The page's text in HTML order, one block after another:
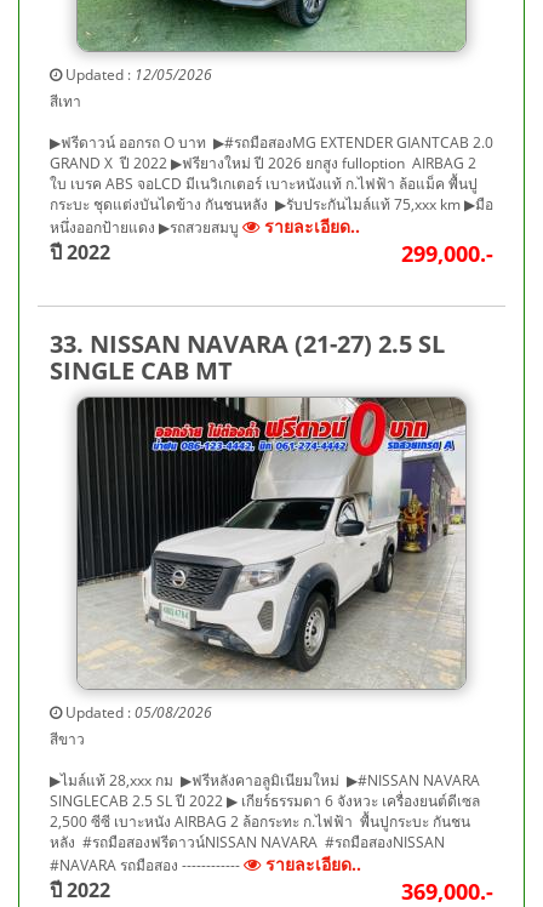
Updated : 12/05/2026
สีเทา
▶ฟรีดาวน์ ออกรถ O บาท ▶#รถมือสองMG EXTENDER GIANTCAB 2.0
GRAND X ปี 2022 ▶ฟรียางใหม่ ปี 2026 ยกสูง fulloption AIRBAG 2
ใบ เบรค ABS จอLCD มีเนวิเกเตอร์ เบาะหนังแท้ ก.ไฟฟ้า ล้อแม็ค พื้นปู
กระบะ ชุดแต่งบันไดข้าง กันชนหลัง ▶รับประกันไมล์แท้ 75,xxx km ▶มือ
หนึ่งออกป้ายแดง ▶รถสวยสมบู
รายละเอียด..
ปี 2022 299,000.-
33. NISSAN NAVARA (21-27) 2.5 SL
SINGLE CAB MT
Updated :05/08/2026
สีขาว
▶ไมล์แท้ 28,xxx กม ▶ฟรีหลังคาอลูมิเนียมใหม่ ▶#NISSAN NAVARA
SINGLECAB 2.5 SL ปี 2022 ▶ เกียร์ธรรมดา 6 จังหวะ เครื่องยนต์ดีเซล
2,500 ซีซี เบาะหนัง AIRBAG 2 ล้อกระทะ ก.ไฟฟ้า พื้นปูกระบะ กันชน
หลัง #รถมือสองฟรีดาวน์NISSAN NAVARA #รถมือสองNISSAN
#NAVARA รถมือสอง ------------
รายละเอียด..
ปี 2022 369,000.-